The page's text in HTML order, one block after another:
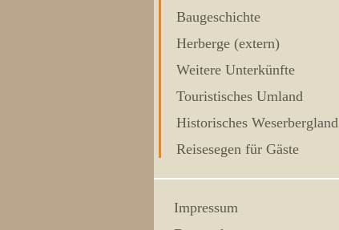
Baugeschichte
Herberge (extern)
Weitere Unterkünfte
Touristisches Umland
Historisches Weserbergland
Reisesegen für Gäste
Impressum